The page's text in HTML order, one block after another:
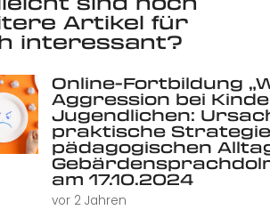
Artikel für
interessant?
Online-Fortbildung
Aggression bei
Jugendlichen:
praktische
pädagogischen
am 17.10.2024
vor 2 Jahren